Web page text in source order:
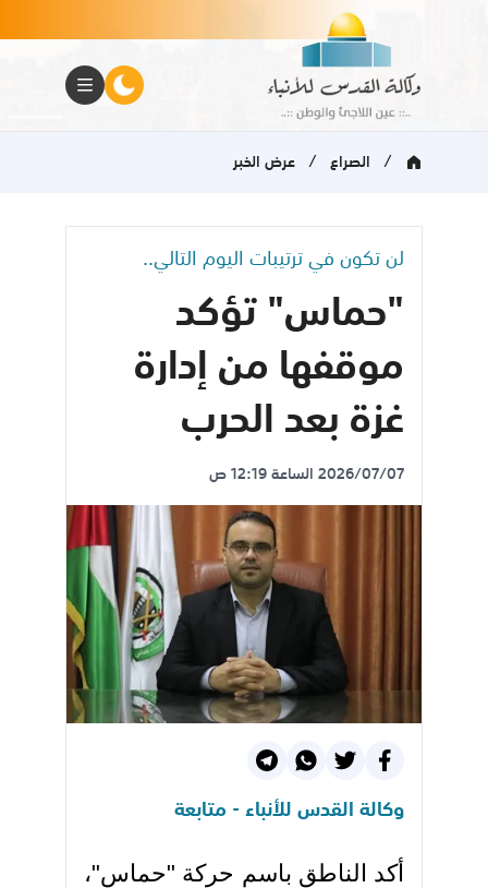
/ الصراع / عرض الخبر
لن تكون في ترتيبات اليوم التالي..
"حماس" تؤكد
موقفها من إدارة
غزة بعد الحرب
2026/07/07 الساعة 12:19 ص
وكالة القدس للأنباء - متابعة
أكد الناطق باسم حركة "حماس"،